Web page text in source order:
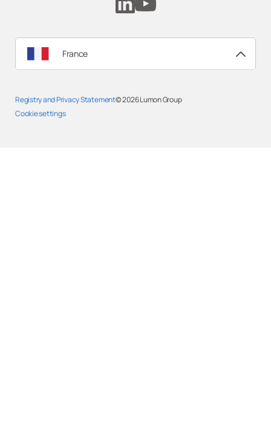
France
Registry and Privacy Statement
Cookie settings
© 2026Lumon Group